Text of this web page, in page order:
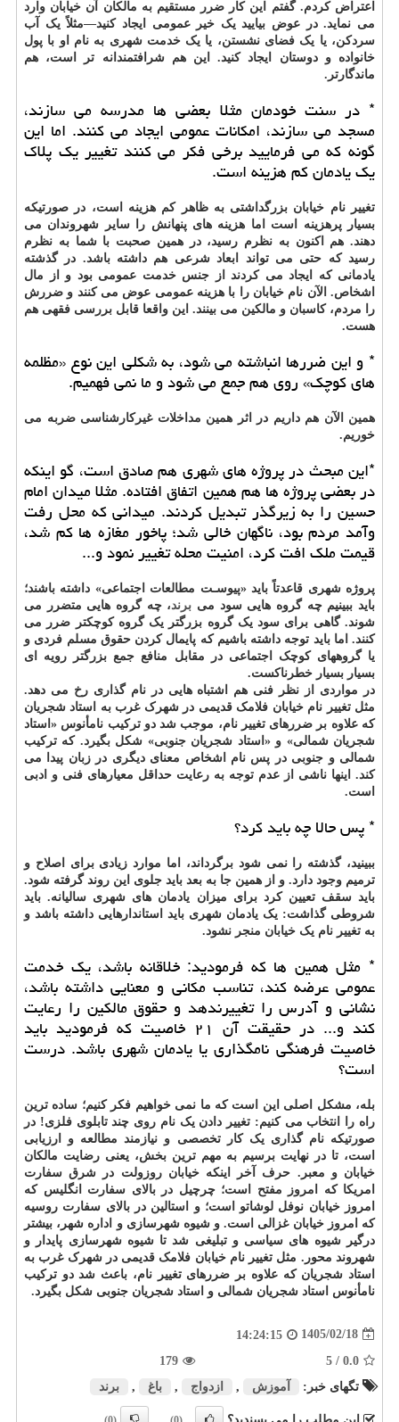
اعتراض کردم. گفتم این کار ضرر مستقیم به مالکان آن خیابان وارد
می نماید. در عوض بیایید یک خیر عمومی ایجاد کنید—مثلاً یک آب
سردکن، یا یک فضای نشستن، یا یک خدمت شهری به نام او با پول
خانواده و دوستان ایجاد کنید. این هم شرافتمندانه تر است، هم
ماندگارتر.
* در سنت خودمان مثلا بعضی ها مدرسه می سازند،
مسجد می سازند، امکانات عمومی ایجاد می کنند. اما این
گونه که می فرمایید برخی فکر می کنند تغییر یک پلاک
یک یادمان کم هزینه است.
تغییر نام خیابان بزرگداشتی به ظاهر کم هزینه است، در صورتیکه
بسیار پرهزینه است اما هزینه های پنهانش را سایر شهروندان می
دهند. هم اکنون به نظرم رسید، در همین صحبت با شما به نظرم
رسید که حتی می تواند ابعاد شرعی هم داشته باشد. در گذشته
یادمانی که ایجاد می کردند از جنس خدمت عمومی بود و از مال
اشخاص. الآن نام خیابان را با هزینه عمومی عوض می کنند و ضررش
را مردم، کاسبان و مالکین می بینند. این واقعا قابل بررسی فقهی هم
هست.
* و این ضررها انباشته می شود، به شکلی این نوع «مظلمه
های کوچک» روی هم جمع می شود و ما نمی فهمیم.
همین الآن هم داریم در اثر همین مداخلات غیرکارشناسی ضربه می
خوریم.
*این مبحث در پروژه های شهری هم صادق است، گو اینکه
در بعضی پروژه ها هم همین اتفاق افتاده. مثلا میدان امام
حسین را به زیرگذر تبدیل کردند. میدانی که محل رفت
وآمد مردم بود، ناگهان خالی شد؛ پاخور مغازه ها کم شد،
قیمت ملک افت کرد، امنیت محله تغییر نمود و...
پروژه شهری قاعدتاً باید «پیوسـت مطالعات اجتماعی» داشته باشند؛
باید ببینیم چه گروه هایی سود می برند، چه گروه هایی متضرر می
شوند. گاهی برای سود یک گروه بزرگتر یک گروه کوچکتر ضرر می
کنند. اما باید توجه داشته باشیم که پایمال کردن حقوق مسلم فردی و
یا گروههای کوچک اجتماعی در مقابل منافع جمع بزرگتر رویه ای
بسیار بسیار خطرناکست.
در مواردی از نظر فنی هم اشتباه هایی در نام گذاری رخ می دهد.
مثل تغییر نام خیابان فلامک قدیمی در شهرک غرب به استاد شجریان
که علاوه بر ضررهای تغییر نام، موجب شد دو ترکیب نامأنوس «استاد
شجریان شمالی» و «استاد شجریان جنوبی» شکل بگیرد. که ترکیب
شمالی و جنوبی در پس نام اشخاص معنای دیگری در زبان پیدا می
کند. اینها ناشی از عدم توجه به رعایت حداقل معیارهای فنی و ادبی
است.
* پس حالا چه باید کرد؟
ببینید، گذشته را نمی شود برگرداند، اما موارد زیادی برای اصلاح و
ترمیم وجود دارد. و از همین جا به بعد باید جلوی این روند گرفته شود.
باید سقف تعیین کرد برای میزان یادمان های شهری سالیانه. باید
شروطی گذاشت: یک یادمان شهری باید استاندارهایی داشته باشد و
به تغییر نام یک خیابان منجر نشود.
* مثل همین ها که فرمودید: خلاقانه باشد، یک خدمت
عمومی عرضه کند، تناسب مکانی و معنایی داشته باشد،
نشانی و آدرس را تغییرندهد و حقوق مالکین را رعایت
کند و... در حقیقت آن ۲۱ خاصیت که فرمودید باید
خاصیت فرهنگی نامگذاری یا یادمان شهری باشد. درست
است؟
بله، مشکل اصلی این است که ما نمی خواهیم فکر کنیم؛ ساده ترین
راه را انتخاب می کنیم: تغییر دادن یک نام روی چند تابلوی فلزی! در
صورتیکه نام گذاری یک کار تخصصی و نیازمند مطالعه و ارزیابی
است، تا در نهایت برسیم به مهم ترین بخش، یعنی رضایت مالکان
خیابان و معبر. حرف آخر اینکه خیابان روزولت در شرق سفارت
امریکا که امروز مفتح است؛ چرچیل در بالای سفارت انگلیس که
امروز خیابان نوفل لوشاتو است؛ و استالین در بالای سفارت روسیه
که امروز خیابان غزالی است. و شیوه شهرسازی و اداره شهر، بیشتر
درگیر شیوه های سیاسی و تبلیغی شد تا شیوه شهرسازی پایدار و
شهروند محور. مثل تغییر نام خیابان فلامک قدیمی در شهرک غرب به
استاد شجریان که علاوه بر ضررهای تغییر نام، باعث شد دو ترکیب
نامأنوس استاد شجریان شمالی و استاد شجریان جنوبی شکل بگیرد.
1405/02/18
14:24:15
0.0
/ 5
179
تگهای خبر:
آموزش , ازدواج , باغ , برند